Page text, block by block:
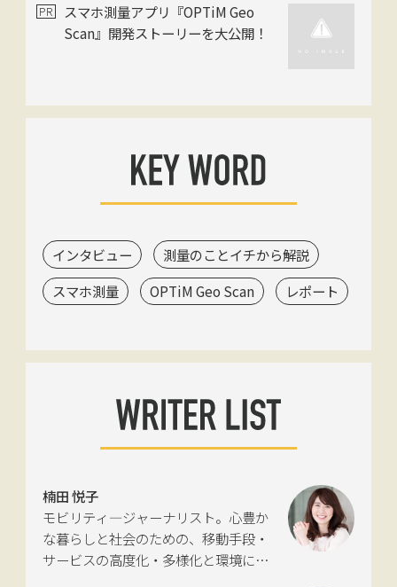
スマホ測量アプリ『OPTiM Geo
Scan』開発ストーリーを大公開！
インタビュー
測量のことイチから解説
スマホ測量
OPTiM Geo Scan レポート
楠田 悦子
モビリティ―ジャーナリスト。心豊か
な暮らしと社会のための、移動手段・
サービスの高度化・多様化と環境につ